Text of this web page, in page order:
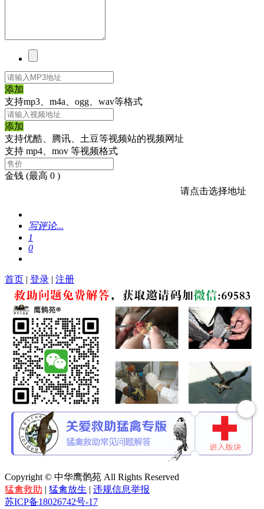
添加
支持mp3、m4a、ogg、wav等格式
添加
支持优酷、腾讯、土豆等视频站的视频网址
支持 mp4、mov 等视频格式
金钱 (最高 0 )
请点击选择地址
写评论...
1
0
首页 | 登录 | 注册
Copyright © 中华鹰鹘苑 All Rights Reserved
猛禽救助 | 猛禽放生 | 违规信息举报
苏ICP备18026742号-17